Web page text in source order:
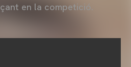
en la competició.